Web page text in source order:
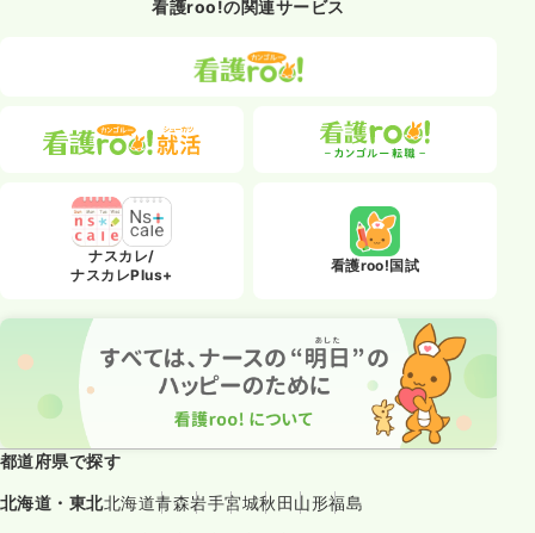
看護roo!の関連サービス
ナスカレ/
ナスカレPlus+
看護roo!国試
都道府県で探す
北海道・東北北海道青森岩手宮城秋田山形福島